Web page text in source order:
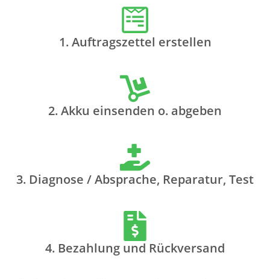
1. Auftragszettel erstellen
2. Akku einsenden o. abgeben
3. Diagnose / Absprache, Reparatur, Test
4. Bezahlung und Rückversand